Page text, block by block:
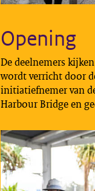
Opening
De deelnemers
wordt verricht door
initiatiefnemer van
Harbour Bridge en